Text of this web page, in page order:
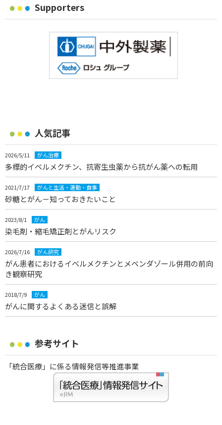
Supporters
人気記事
2026/5/11 がん治療
多標的イベルメクチン、抗寄生虫薬から抗がん薬への転用
2021/7/17 がんと生活・運動・食事
砂糖とがん－知っておきたいこと
2023/8/1 がん
染毛剤・縮毛矯正剤とがんリスク
2026/7/16 がん研究
がん患者におけるイベルメクチンとメベンダゾール併用の前向
き観察研究
2018/7/9 がん
がんに関するよくある迷信と誤解
参考サイト
「統合医療」に係る情報発信等推進事業